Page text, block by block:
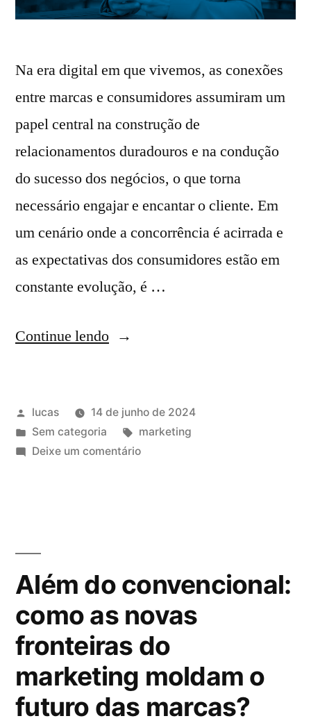
Na era digital em que vivemos, as conexões
entre marcas e consumidores assumiram um
papel central na construção de
relacionamentos duradouros e na condução
do sucesso dos negócios, o que torna
necessário engajar e encantar o cliente. Em
um cenário onde a concorrência é acirrada e
as expectativas dos consumidores estão em
constante evolução, é …
Continue lendo
lucas
14 de junho de 2024
Sem categoria
marketing
Deixe um comentário
Além do convencional:
como as novas
fronteiras do
marketing moldam o
futuro das marcas?